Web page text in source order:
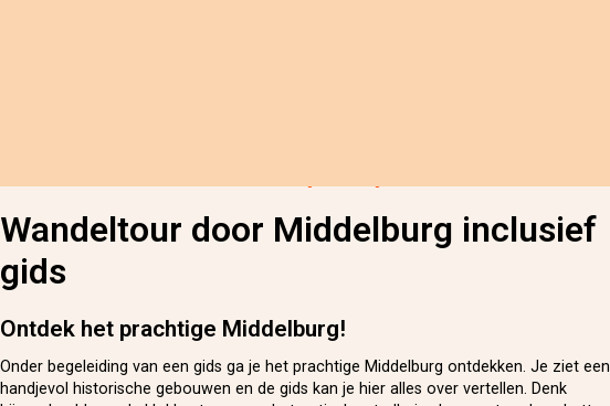
Wandeltour door Middelburg inclusief
gids
Ontdek het prachtige Middelburg!
Onder begeleiding van een gids ga je het prachtige Middelburg ontdekken. Je ziet een
handjevol historische gebouwen en de gids kan je hier alles over vertellen. Denk